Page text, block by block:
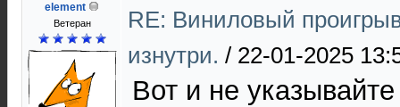
element
Ветеран
RE: Виниловый
изнутри. / 22-01-2025
Вот и не